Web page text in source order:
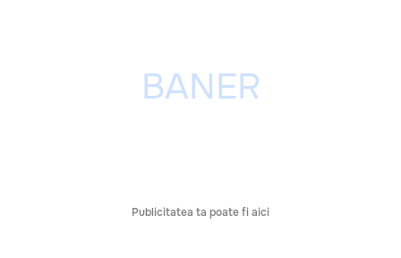
Publicitatea ta poate fi aici